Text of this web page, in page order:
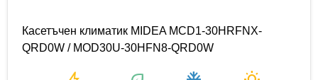
Касетъчен климатик MIDEA MCD1-30HRFNX-
QRD0W / MOD30U-30HFN8-QRD0W